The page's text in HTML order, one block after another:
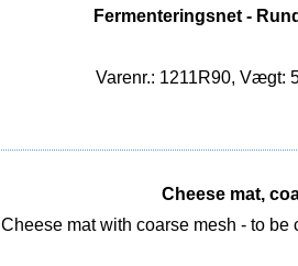
Fermenteringsnet -
Varenr.: 1211R90, Vægt:
Cheese mat,
Cheese mat with coarse mesh - to be